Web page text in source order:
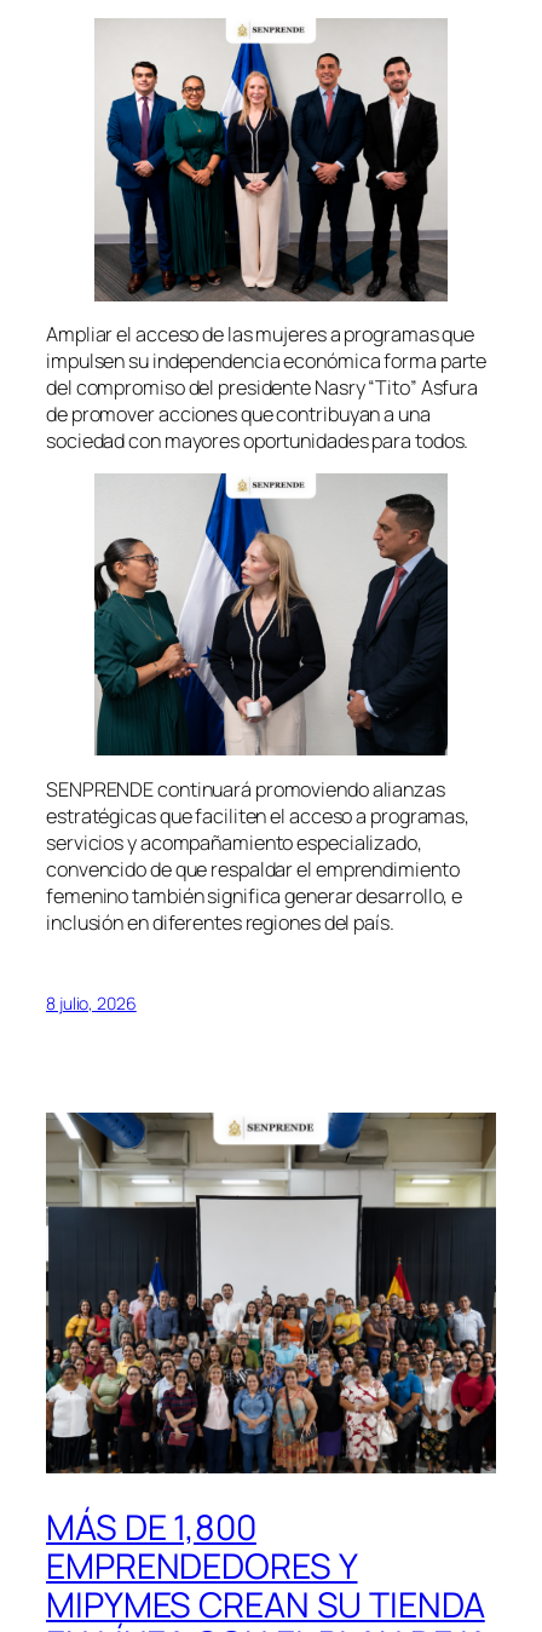
Ampliar el acceso de las mujeres a programas que
impulsen su independencia económica forma parte
del compromiso del presidente Nasry “Tito” Asfura
de promover acciones que contribuyan a una
sociedad con mayores oportunidades para todos.
SENPRENDE continuará promoviendo alianzas
estratégicas que faciliten el acceso a programas,
servicios y acompañamiento especializado,
convencido de que respaldar el emprendimiento
femenino también significa generar desarrollo, e
inclusión en diferentes regiones del país.
8 julio, 2026
MÁS DE 1,800
EMPRENDEDORES Y
MIPYMES CREAN SU TIENDA